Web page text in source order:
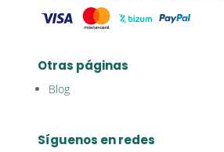
Otras páginas
Blog
Síguenos en redes